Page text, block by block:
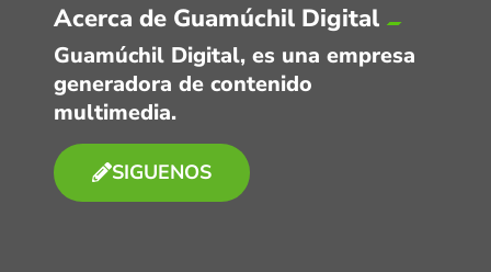
Acerca de Guamúchil Digital
Guamúchil Digital, es una empresa
generadora de contenido
multimedia.
SIGUENOS